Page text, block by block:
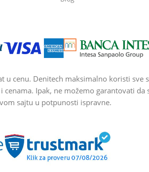
u cenu. Denitech maksimalno koristi
Ipak, ne možemo garantovati
sajtu u potpunosti ispravne.